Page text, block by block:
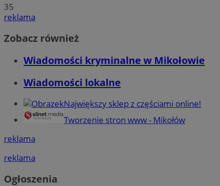
35
reklama
Zobacz również
Wiadomości kryminalne w Mikołowie
Wiadomości lokalne
Największy sklep z częściami online!
Tworzenie stron www - Mikołów
reklama
reklama
Ogłoszenia